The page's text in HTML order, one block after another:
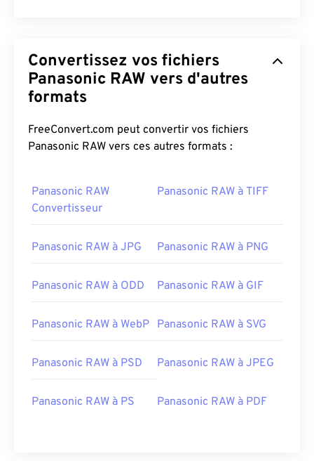
Convertissez vos fichiers
Panasonic RAW vers d'autres
formats
FreeConvert.com peut convertir vos fichiers
Panasonic RAW vers ces autres formats :
Panasonic RAW
Convertisseur
Panasonic RAW à TIFF
Panasonic RAW à JPG Panasonic RAW à PNG
Panasonic RAW à ODD Panasonic RAW à GIF
Panasonic RAW à WebP Panasonic RAW à SVG
Panasonic RAW à PSD Panasonic RAW à JPEG
Panasonic RAW à PS Panasonic RAW à PDF